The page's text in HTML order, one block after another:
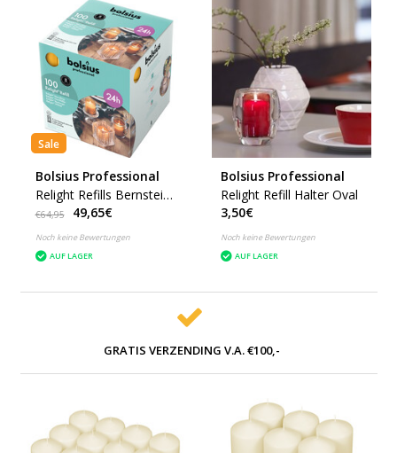
Sale
Bolsius Professional
Relight Refills Bernstein
(100 stück)
€64,95 49,65€
Noch keine Bewertungen
AUF LAGER
Bolsius Professional
Relight Refill Halter Oval
3,50€
Noch keine Bewertungen
AUF LAGER
GRATIS VERZENDING V.A. €100,-